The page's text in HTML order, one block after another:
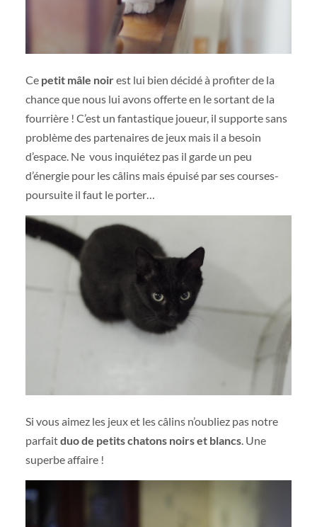
Ce petit mâle noirest lui bien décidé à profiter de la
chance que nous lui avons offerte en le sortant de la
fourrière ! C’est un fantastique joueur, il supporte sans
problème des partenaires de jeux mais il a besoin
d’espace. Ne vous inquiétez pas il garde un peu
d’énergie pour les câlins mais épuisé par ses courses-
poursuite il faut le porter…
Si vous aimez les jeux et les câlins n’oubliez pas notre
parfaitduo de petits chatons noirs et blancs. Une
superbe affaire !